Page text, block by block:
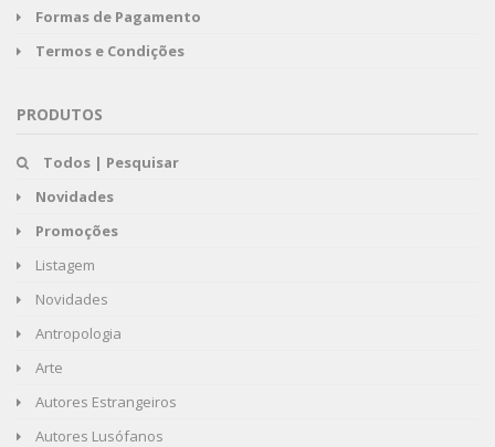
Formas de Pagamento
Termos e Condições
PRODUTOS
Todos | Pesquisar
Novidades
Promoções
Listagem
Novidades
Antropologia
Arte
Autores Estrangeiros
Autores Lusófanos